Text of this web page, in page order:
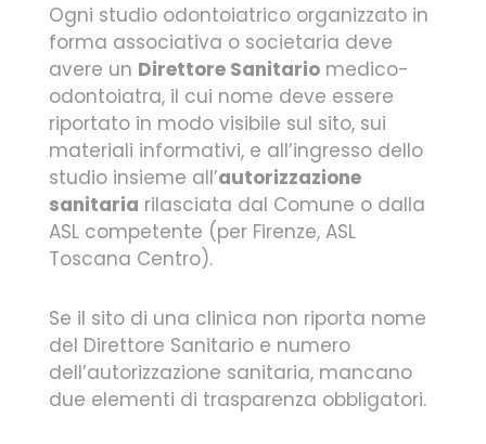
Ogni studio odontoiatrico organizzato in
forma associativa o societaria deve
avere un Direttore Sanitario medico-
odontoiatra, il cui nome deve essere
riportato in modo visibile sul sito, sui
materiali informativi, e all’ingresso dello
studio insieme all’autorizzazione
sanitaria rilasciata dal Comune o dalla
ASL competente (per Firenze, ASL
Toscana Centro).
Se il sito di una clinica non riporta nome
del Direttore Sanitario e numero
dell’autorizzazione sanitaria, mancano
due elementi di trasparenza obbligatori.